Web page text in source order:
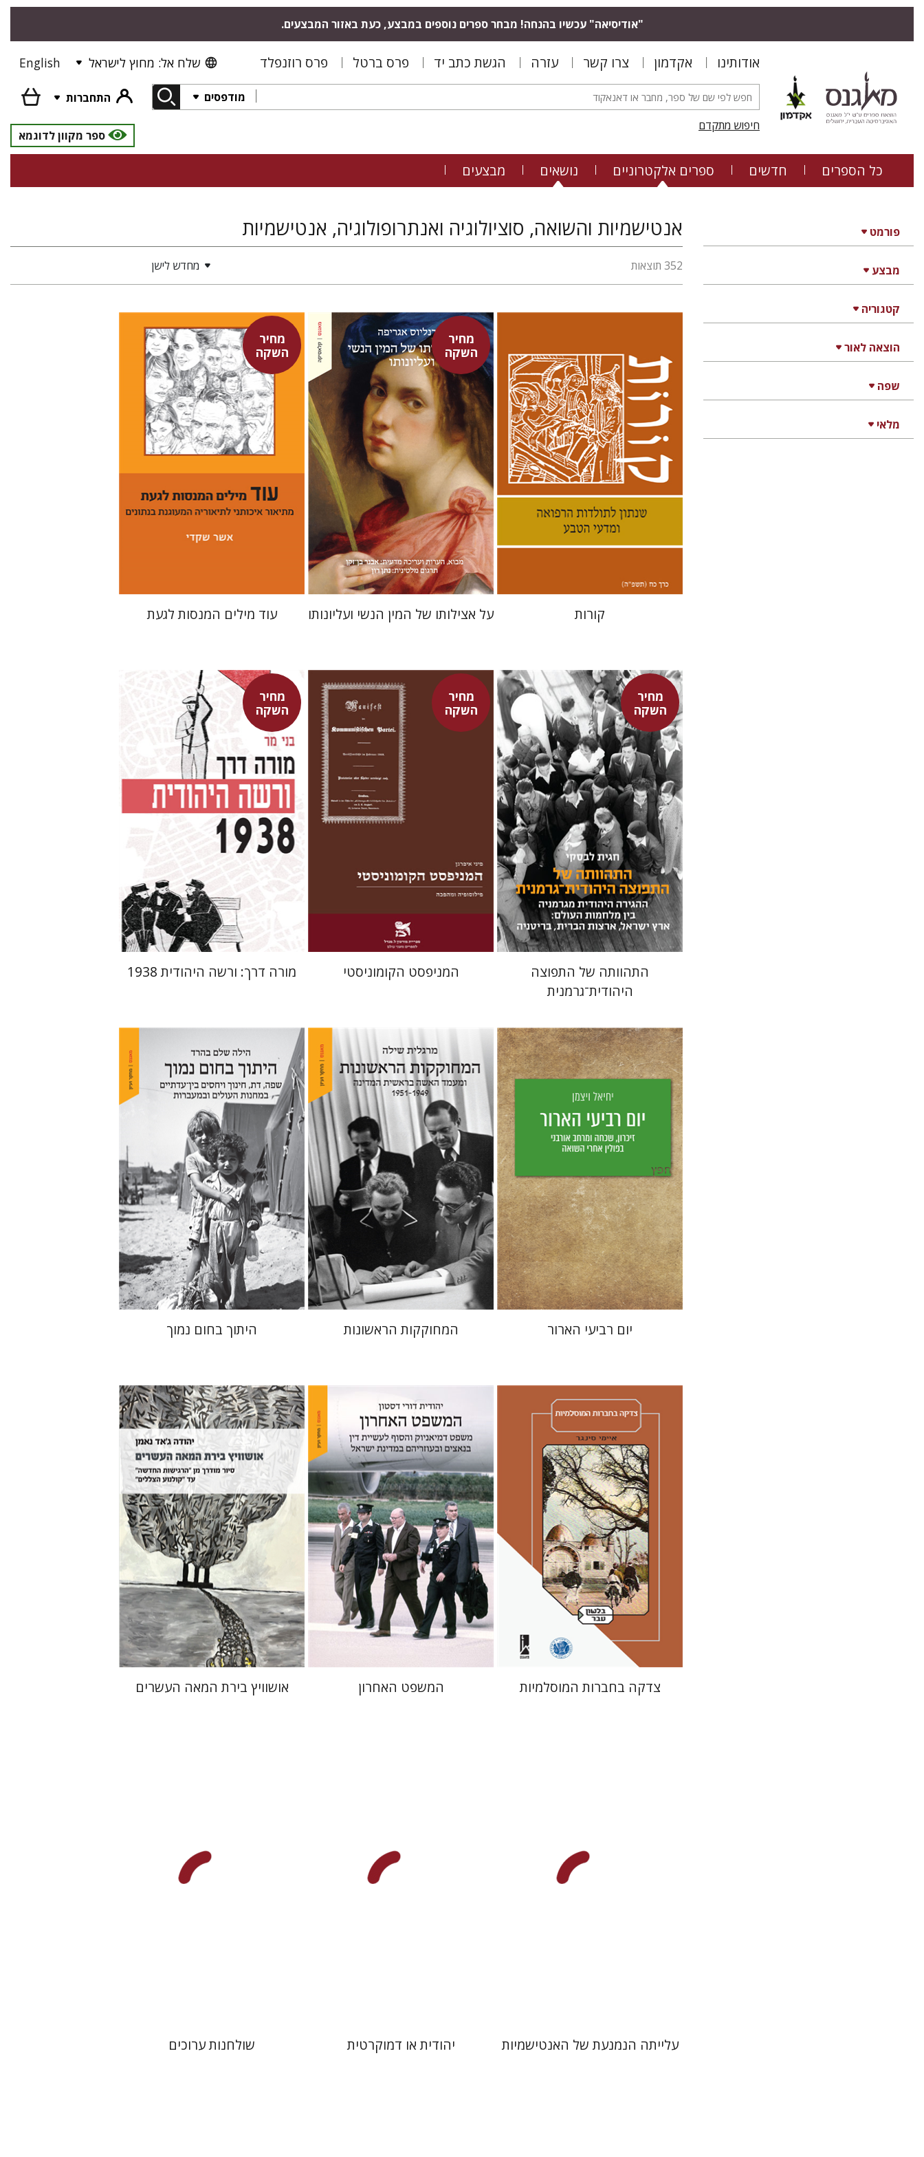
"אודיסיאה" עכשיו בהנחה! מבחר ספרים נוספים במבצע, כעת באזור המבצעים.
אודותינו אקדמון צרו קשר עזרה הגשת כתב יד פרס ברטל פרס רוזנפלד שלח אל: מחוץ לישראל English
מודפסים
התחברות
חיפוש מתקדם
ספר מקוון לדוגמא
כל הספרים חדשים ספרים אלקטרוניים נושאים מבצעים
פורמט
מבצע
קטגוריה
הוצאה לאור
שפה
מלאי
אנטישמיות והשואה, סוציולוגיה ואנתרופולוגיה, אנטישמיות
352 תוצאות מחדש לישן
קנת קולינס
הנחת אתר ספר מודפס
$42
$38
קורות
מחיר
השקה
היינריך קורנליוס אגריפה
אבנר בן-זקן
נתן רון
מחיר השקה
$31
$22
על אצילותו של המין הנשי ועליונותו
מחיר
השקה
אשר שקדי
עוד מילים המנסות לגעת
מחיר
השקה
חגית לבסקי
מאירה טורצקי
מחיר השקה
$34
$24
התהוותה של התפוצה
היהודית־גרמנית
מחיר
השקהפיני איפרגן
מחיר השקה
המניפסט הקומוניסטי
מחיר
השקה
בני מר
מחיר השקה
$42
$29
מורה דרך: ורשה היהודית 1938
יחיאל ויצמן
יפעת וייס
הנחת אתר ספר מודפס
$28
$25
יום רביעי הארור
מרגלית שילה
הנחת אתר ספר מודפס
$42
$38
המחוקקות הראשונות
הילה שלם בהרד
הנחת אתר ספר מודפס
$46
$41
היתוך בחום נמוך
איימי סינגר
יצחק חן
אבנר גלעדי
מירי
אליאב-פלדון
רענן ריין
דורון מגן
הנחת אתר ספר מודפס
$46
$41
צדקה בחברות המוסלמיות
יהודית דורי דסטון
הנחת אתר ספר מודפס
$46
$41
המשפט האחרון
יהודה ג'אד נאמן
הנחת אתר ספר מודפס
$35
$32
אושוויץ בירת המאה העשרים
עלייתה הנמנעת של האנטישמיות יהודית או דמוקרטית שולחנות ערוכים